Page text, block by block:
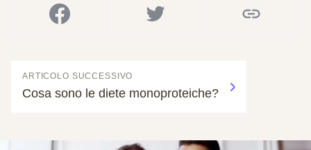
ARTICOLO SUCCESSIVO
Cosa sono le diete monoproteiche?